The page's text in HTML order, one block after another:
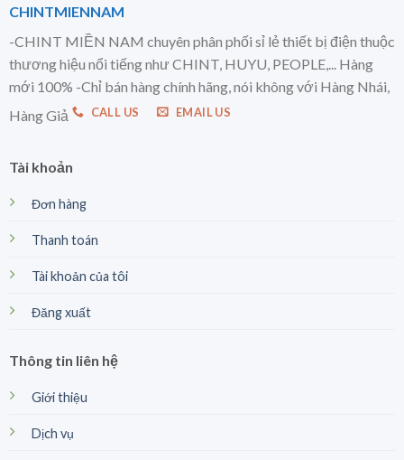
CHINTMIENNAM
-CHINT MIỀN NAM chuyên phân phối sỉ lẻ thiết bị điện thuộc
thương hiệu nổi tiếng như CHINT, HUYU, PEOPLE,... Hàng
mới 100% -Chỉ bán hàng chính hãng, nói không với Hàng Nhái,
Hàng Giả
CALL US EMAIL US
Tài khoản
Đơn hàng
Thanh toán
Tài khoản của tôi
Đăng xuất
Thông tin liên hệ
Giới thiệu
Dịch vụ